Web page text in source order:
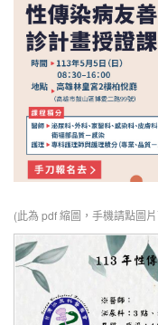
(此為 pdf 縮圖，手機請點圖